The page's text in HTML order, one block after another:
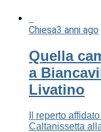
Chiesa3 anni ago
Quella
a
Livatino
Il reperto
Caltanissetta